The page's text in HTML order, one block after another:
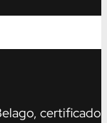
certificado